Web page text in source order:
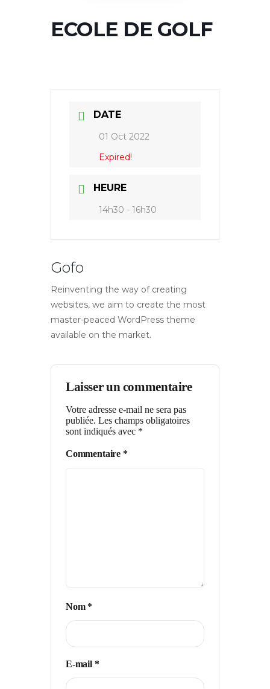
ECOLE DE GOLF
DATE
01 Oct 2022
Expired!
HEURE
14h30 - 16h30
Gofo
Reinventing the way of creating
websites, we aim to create the most
master-peaced WordPress theme
available on the market.
Laisser un commentaire
Votre adresse e-mail ne sera pas
publiée. Les champs obligatoires
sont indiqués avec *
Commentaire *
Nom *
E-mail *